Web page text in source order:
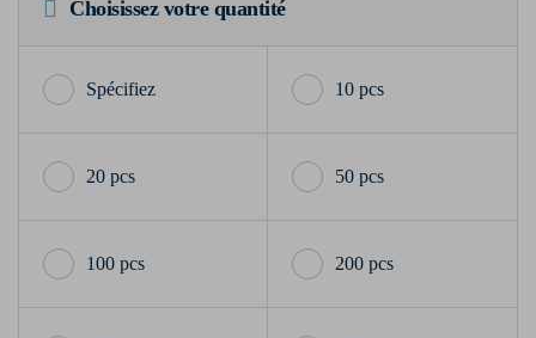
Choisissez votre quantité
10 pcs
20 pcs 50 pcs
100 pcs 200 pcs